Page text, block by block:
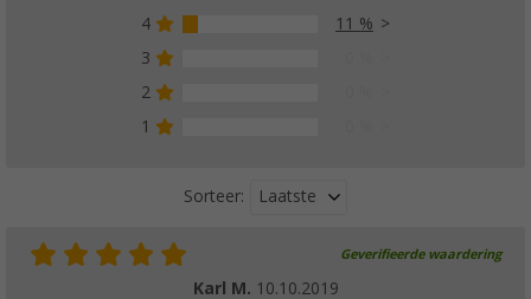
4
11 %
3
2
1
Sorteer: Laatste
Geverifieerde waardering
Karl M. 10.10.2019